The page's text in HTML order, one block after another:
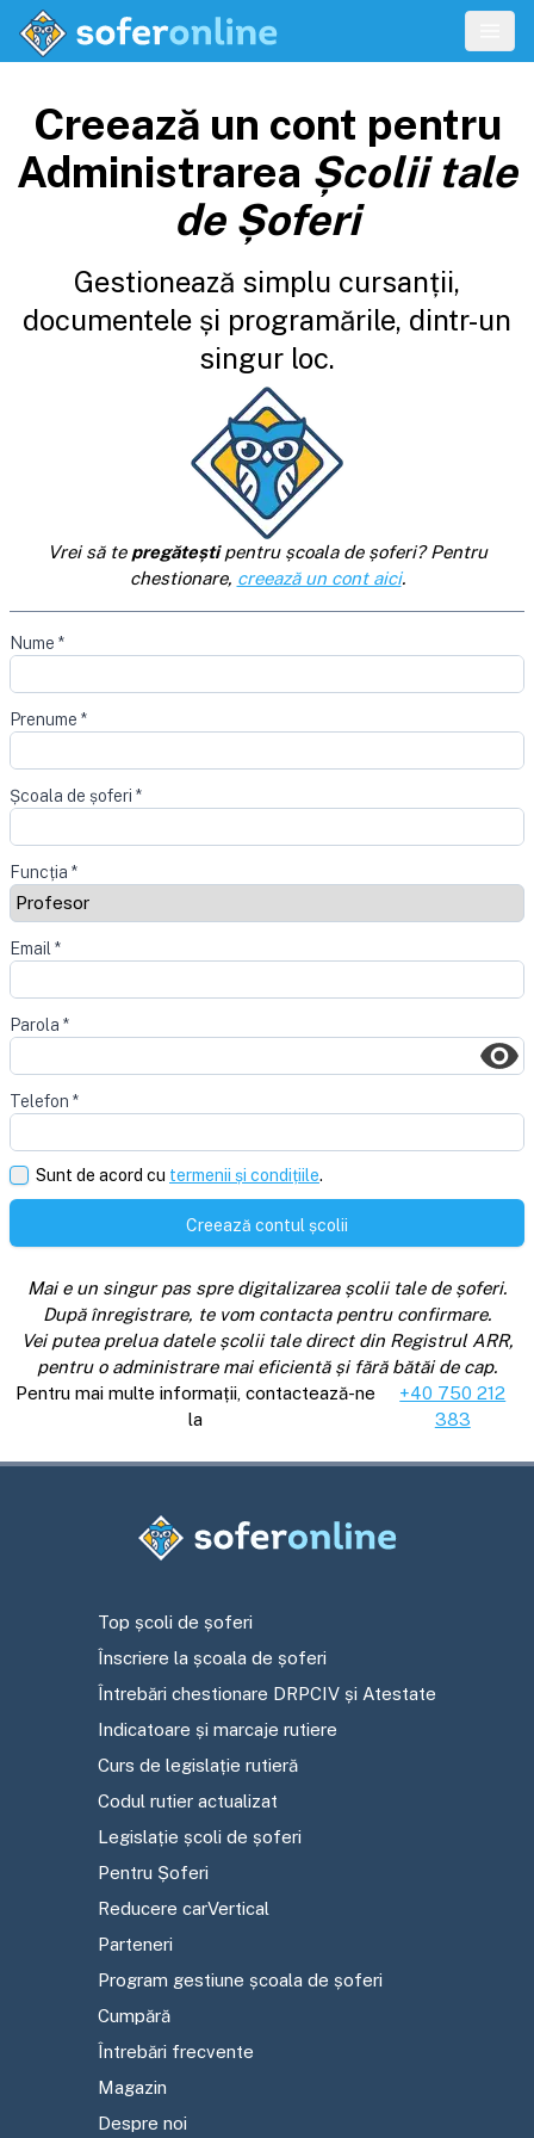
Creează un cont pentru
Administrarea Școlii tale
de Șoferi
Gestionează simplu cursanții,
documentele și programările, dintr-un
singur loc.
Vrei să te pregăteștipentru școala de șoferi? Pentru
chestionare, creează un cont aici.
Nume *
Prenume *
Școala de șoferi *
Funcția *
Email *
Parola *
Telefon *
Sunt de acord cu termenii și condițiile.
Creează contul școlii
Mai e un singur pas spre digitalizarea școlii tale de șoferi.
După înregistrare, te vom contacta pentru confirmare.
Vei putea prelua datele școlii tale direct din Registrul ARR,
pentru o administrare mai eficientă și fără bătăi de cap.
Pentru mai multe informații, contactează-ne
la
+40 750 212
383
Top școli de șoferi
Înscriere la școala de șoferi
Întrebări chestionare DRPCIV și Atestate
Indicatoare și marcaje rutiere
Curs de legislație rutieră
Codul rutier actualizat
Legislație școli de șoferi
Pentru Șoferi
Reducere carVertical
Parteneri
Program gestiune școala de șoferi
Cumpără
Întrebări frecvente
Magazin
Despre noi